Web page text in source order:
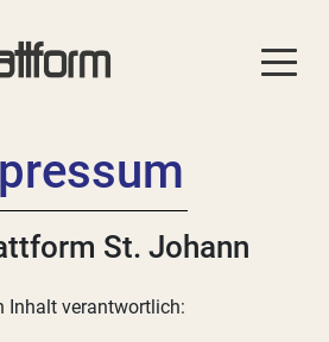
St. Johann
Inhalt verantwortlich: